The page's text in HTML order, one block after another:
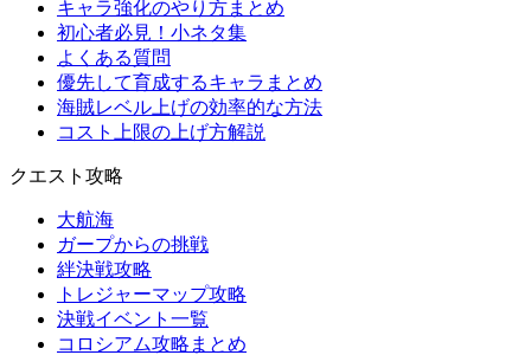
キャラ強化のやり方まとめ
初心者必見！小ネタ集
よくある質問
優先して育成するキャラまとめ
海賊レベル上げの効率的な方法
コスト上限の上げ方解説
クエスト攻略
大航海
ガープからの挑戦
絆決戦攻略
トレジャーマップ攻略
決戦イベント一覧
コロシアム攻略まとめ